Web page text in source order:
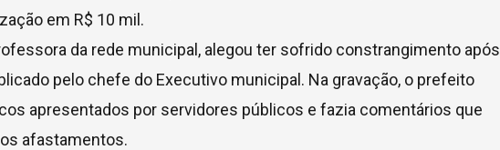
em R$ 10 mil.
da rede municipal, alegou ter sofrido constrangimento após
pelo chefe do Executivo municipal. Na gravação, o prefeito
apresentados por servidores públicos e fazia comentários que
afastamentos.